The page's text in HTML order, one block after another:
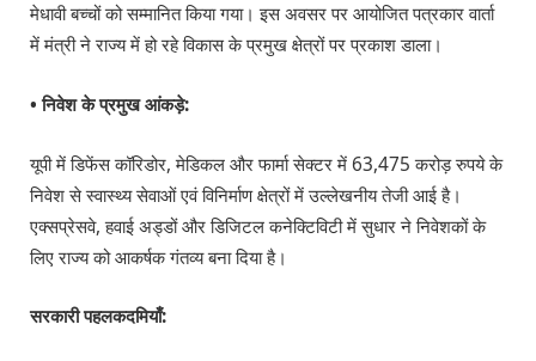
मेधावी बच्चों को सम्मानित किया गया। इस अवसर पर आयोजित पत्रकार वार्ता
में मंत्री ने राज्य में हो रहे विकास के प्रमुख क्षेत्रों पर प्रकाश डाला।
• निवेश के प्रमुख आंकड़े:
यूपी में डिफेंस कॉरिडोर, मेडिकल और फार्मा सेक्टर में 63,475 करोड़ रुपये के
निवेश से स्वास्थ्य सेवाओं एवं विनिर्माण क्षेत्रों में उल्लेखनीय तेजी आई है।
एक्सप्रेसवे, हवाई अड्डों और डिजिटल कनेक्टिविटी में सुधार ने निवेशकों के
लिए राज्य को आकर्षक गंतव्य बना दिया है।
सरकारी पहलकदमियाँ: